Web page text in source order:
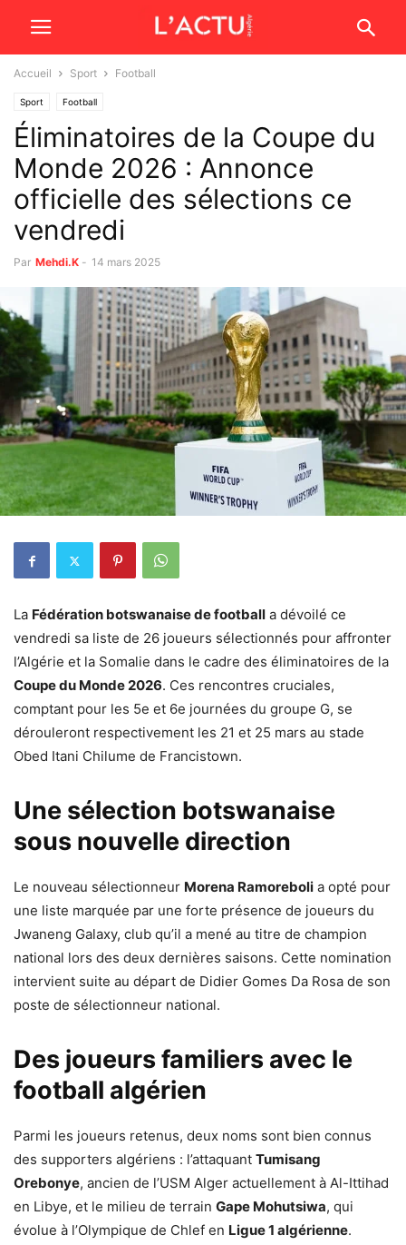
Accueil Sport Football
Sport Football
Éliminatoires de la Coupe du
Monde 2026 : Annonce
officielle des sélections ce
vendredi
Par Mehdi.K - 14 mars 2025
La Fédération botswanaise de football a dévoilé ce
vendredi sa liste de 26 joueurs sélectionnés pour affronter
l’Algérie et la Somalie dans le cadre des éliminatoires de la
Coupe du Monde 2026. Ces rencontres cruciales,
comptant pour les 5e et 6e journées du groupe G, se
dérouleront respectivement les 21 et 25 mars au stade
Obed Itani Chilume de Francistown.
Une sélection botswanaise
sous nouvelle direction
Le nouveau sélectionneur Morena Ramoreboli a opté pour
une liste marquée par une forte présence de joueurs du
Jwaneng Galaxy, club qu’il a mené au titre de champion
national lors des deux dernières saisons. Cette nomination
intervient suite au départ de Didier Gomes Da Rosa de son
poste de sélectionneur national.
Des joueurs familiers avec le
football algérien
Parmi les joueurs retenus, deux noms sont bien connus
des supporters algériens : l’attaquant Tumisang
Orebonye, ancien de l’USM Alger actuellement à Al-Ittihad
en Libye, et le milieu de terrain Gape Mohutsiwa, qui
évolue à l’Olympique de Chlef en Ligue 1 algérienne.